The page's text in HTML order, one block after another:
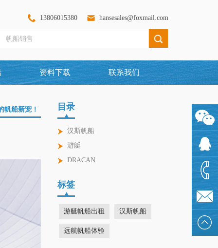
13806015380 hansesales@foxmail.com
资料下载 联系我们
目录
汉斯帆船
游艇
DRACAN
标签
游艇帆船出租 汉斯帆船
远航帆船体验
帆船新宠！